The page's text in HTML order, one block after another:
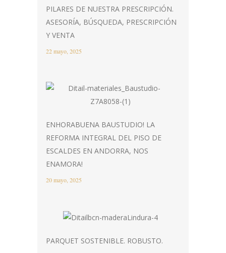
PILARES DE NUESTRA PRESCRIPCIÓN.
ASESORÍA, BÚSQUEDA, PRESCRIPCIÓN
Y VENTA
22 mayo, 2025
ENHORABUENA BAUSTUDIO! LA
REFORMA INTEGRAL DEL PISO DE
ESCALDES EN ANDORRA, NOS
ENAMORA!
20 mayo, 2025
PARQUET SOSTENIBLE. ROBUSTO.